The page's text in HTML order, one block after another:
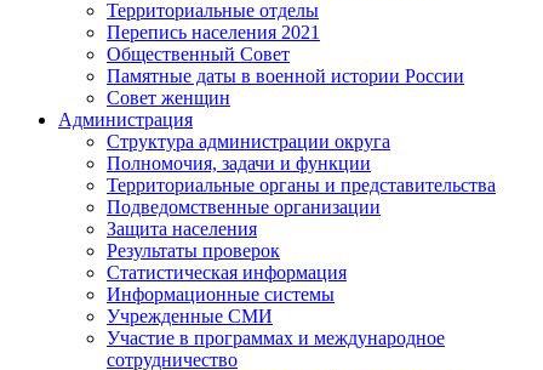
Территориальные отделы
Перепись населения 2021
Общественный Совет
Памятные даты в военной истории России
Совет женщин
Администрация
Структура администрации округа
Полномочия, задачи и функции
Территориальные органы и представительства
Подведомственные организации
Защита населения
Результаты проверок
Статистическая информация
Информационные системы
Учрежденные СМИ
Участие в программах и международное
сотрудничество